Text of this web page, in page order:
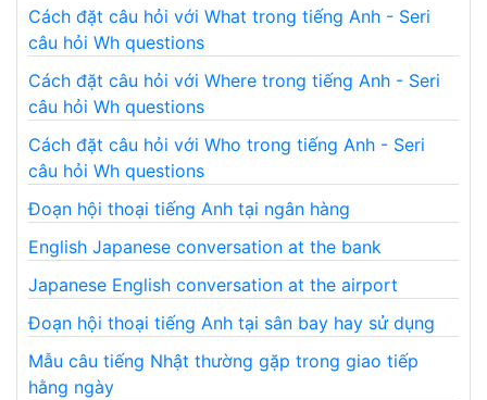
Cách đặt câu hỏi với What trong tiếng Anh - Seri
câu hỏi Wh questions
Cách đặt câu hỏi với Where trong tiếng Anh - Seri
câu hỏi Wh questions
Cách đặt câu hỏi với Who trong tiếng Anh - Seri
câu hỏi Wh questions
Đoạn hội thoại tiếng Anh tại ngân hàng
English Japanese conversation at the bank
Japanese English conversation at the airport
Đoạn hội thoại tiếng Anh tại sân bay hay sử dụng
Mẫu câu tiếng Nhật thường gặp trong giao tiếp
hằng ngày